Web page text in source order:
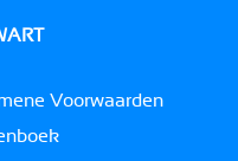
Voorwaarden